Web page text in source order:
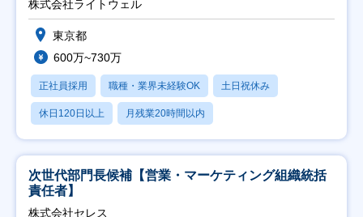
株式会社ライトウェル
東京都
600万~730万
正社員採用 職種・業界未経験OK 土日祝休み
休日120日以上 月残業20時間以内
次世代部門長候補【営業・マーケティング組織統括
責任者】
株式会社セレス